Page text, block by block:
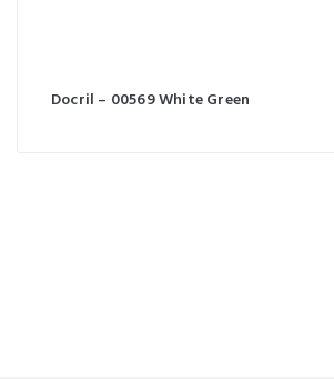
Docril – 00569 White Green